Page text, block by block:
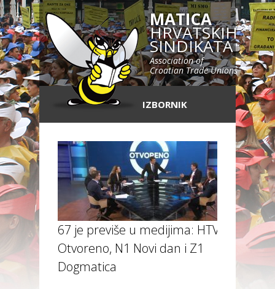
MATICA
HRVATSKIH
SINDIKATA
Association of
Croatian Trade Unions
IZBORNIK
67 je previše u medijima: HTV
Otvoreno, N1 Novi dan i Z1
Dogmatica